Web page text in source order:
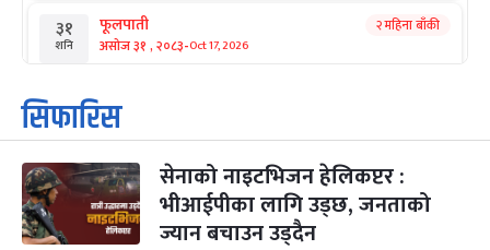
३१
शनि
फूलपाती
असोज ३१ , २०८३-Oct 17, 2026
२ महिना बाँकी
१
आइत
कार्तिक सङ्क्रान्ति
कार्तिक १, २०८३
३
मंगल
महानवमी
कार्तिक ३, २०८३-Oct 20, 2026
२ महिना बाँकी
सिफारिस
सेनाको नाइटभिजन हेलिकप्टर :
भीआईपीका लागि उड्छ, जनताको
ज्यान बचाउन उड्दैन